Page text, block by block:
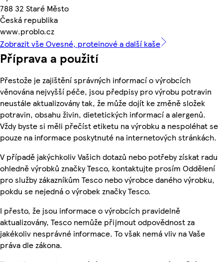
788 32 Staré Město
Česká republika
www.problo.cz
Zobrazit vše Ovesné, proteinové a další kaše
Příprava a použití
Přestože je zajištění správných informací o výrobcích
věnována nejvyšší péče, jsou předpisy pro výrobu potravin
neustále aktualizovány tak, že může dojít ke změně složek
potravin, obsahu živin, dietetických informací a alergenů.
Vždy byste si měli přečíst etiketu na výrobku a nespoléhat se
pouze na informace poskytnuté na internetových stránkách.
V případě jakýchkoliv Vašich dotazů nebo potřeby získat radu
ohledně výrobků značky Tesco, kontaktujte prosím Oddělení
pro služby zákazníkům Tesco nebo výrobce daného výrobku,
pokdu se nejedná o výrobek značky Tesco.
I přesto, že jsou informace o výrobcích pravidelně
aktualizovány, Tesco nemůže přijmout odpovědnost za
jakékoliv nesprávné informace. To však nemá vliv na Vaše
práva dle zákona.